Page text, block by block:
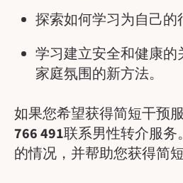
探索如何学习为自己的
学习建立安全和健康
家庭氛围的新方法。
如果您希望获得简短干预
766 491联系男性转介服
的情况，并帮助您获得简